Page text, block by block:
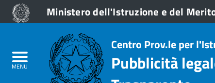
Albo On Line
Amministrazione trasparente
Ministero dell'Istruzione e del
Don
Lazzeri
MENU
Centro Prov.le per
Pubblicità